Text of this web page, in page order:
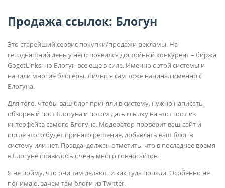
Продажа ссылок: Блогун
Это старейший сервис покупки/продажи рекламы. На
сегодняшний день у него появился достойный конкурент – биржа
GogetLinks, но Блогун все еще в силе. Именно с этой системы и
начили многие блогеры. Лично я сам тоже начинал именно с
Блогуна.
Для того, чтобы ваш блог приняли в систему, нужно написать
обзорный пост Блогуна и потом дать ссылку на этот пост из
интерфейса самого Блогуна. Модератор проверит ваш сайт и
после этого будет принято решение, добавлять ваш блог в
систему или нет. Правда, должен отметить, что в последнее время
в Блогуне появилось очень много говносайтов.
Я не пойму, что они там делают, и как туда попали. Особенно не
понимаю, зачем там блоги из Twitter.